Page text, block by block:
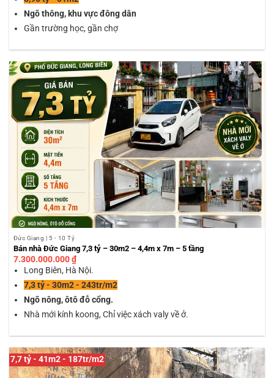
Ngõ thông, khu vực đông dân
Gần trường học, gần chợ
Đức Giang | 5 - 10 Tỷ
Bán nhà Đức Giang 7,3 tỷ – 30m2 – 4,4m x 7m – 5 tầng
7.300.000.000₫
Long Biên, Hà Nội.
7,3 tỷ - 30m2 - 243tr/m2
Ngõ nông, ôtô đỗ cổng.
Nhà mới kính koong, Chỉ việc xách valy về ở.
7,7 tỷ - 41m2 - 187tr/m2